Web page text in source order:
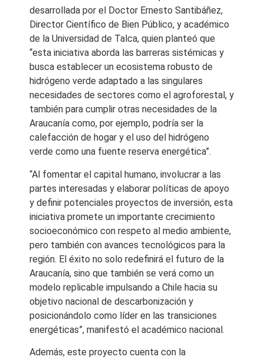
desarrollada por el Doctor Ernesto Santibáñez,
Director Científico de Bien Público, y académico
de la Universidad de Talca, quien planteó que
“esta iniciativa aborda las barreras sistémicas y
busca establecer un ecosistema robusto de
hidrógeno verde adaptado a las singulares
necesidades de sectores como el agroforestal, y
también para cumplir otras necesidades de la
Araucanía como, por ejemplo, podría ser la
calefacción de hogar y el uso del hidrógeno
verde como una fuente reserva energética”.
“Al fomentar el capital humano, involucrar a las
partes interesadas y elaborar políticas de apoyo
y definir potenciales proyectos de inversión, esta
iniciativa promete un importante crecimiento
socioeconómico con respeto al medio ambiente,
pero también con avances tecnológicos para la
región. El éxito no solo redefinirá el futuro de la
Araucanía, sino que también se verá como un
modelo replicable impulsando a Chile hacia su
objetivo nacional de descarbonización y
posicionándolo como líder en las transiciones
energéticas”, manifestó el académico nacional.
Además, este proyecto cuenta con la